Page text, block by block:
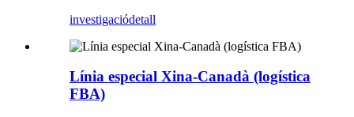
investigaciódetall
Línia especial Xina-Canadà (logística
FBA)